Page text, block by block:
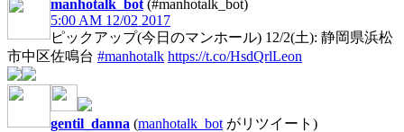
manhotalk_bot (#manhotalk_bot)
5:00 AM 12/02 2017
ピックアップ(今日のマンホール) 12/2(土): 静岡県浜松
市中区佐鳴台 #manhotalk https://t.co/HsdQrlLeon
gentil_danna (manhotalk_bot がリツイート)